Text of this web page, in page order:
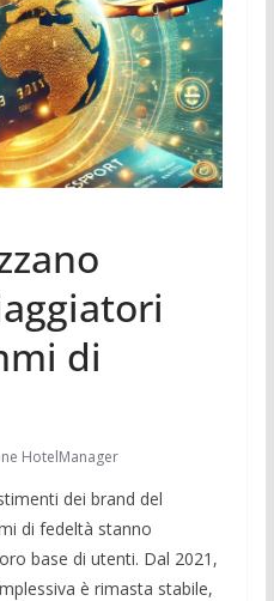
di
HotelManager
dei brand del
di fedeltà stanno
base di utenti. Dal 2021,
è rimasta stabile,